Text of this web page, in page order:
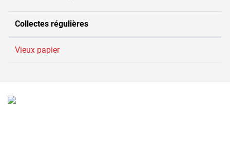
Collectes régulières
Vieux papier
Verschiedene Informationen